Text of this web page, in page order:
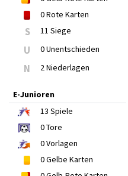
0Rote Karten
S 11 Siege
U 0 Unentschieden
N 2 Niederlagen
E-Junioren
13 Spiele
0Tore
0Vorlagen
0Gelbe Karten